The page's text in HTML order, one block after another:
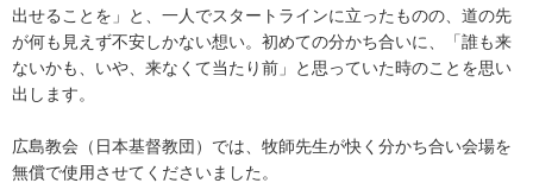
出せることを」と、一人でスタートラインに立ったものの、道の先
が何も見えず不安しかない想い。初めての分かち合いに、「誰も来
ないかも、いや、来なくて当たり前」と思っていた時のことを思い
出します。
広島教会（日本基督教団）では、牧師先生が快く分かち合い会場を
無償で使用させてくださいました。